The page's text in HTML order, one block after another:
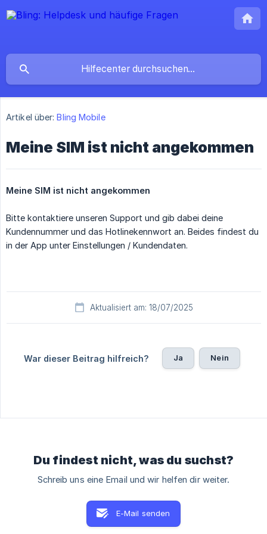
Artikel über: Bling Mobile
Meine SIM ist nicht angekommen
Meine SIM ist nicht angekommen
Bitte kontaktiere unseren Support und gib dabei deine
Kundennummer und das Hotlinekennwort an. Beides findest du
in der App unter Einstellungen / Kundendaten.
Aktualisiert am: 18/07/2025
War dieser Beitrag hilfreich? Ja Nein
Du findest nicht, was du suchst?
Schreib uns eine Email und wir helfen dir weiter.
E-Mail senden